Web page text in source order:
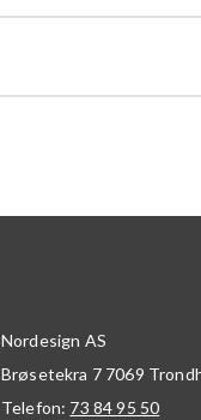
Nordesign AS
Brøsetekra 7 7069
Telefon: 73 84 95 50